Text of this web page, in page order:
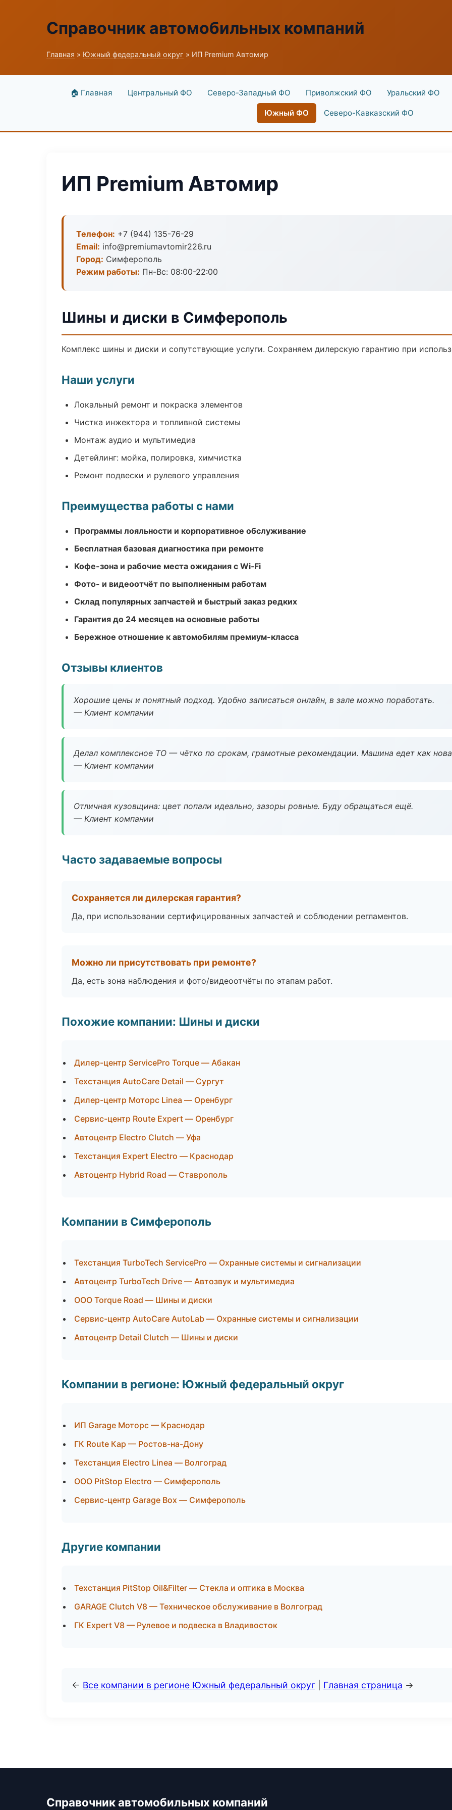
Справочник автомобильных компаний
Главная » Южный федеральный округ » ИП Premium Автомир
🏠 Главная Центральный ФО Северо-Западный ФО Приволжский ФО Уральский ФО
Южный ФО Северо-Кавказский ФО
ИП Premium Автомир
Телефон: +7 (944) 135-76-29
Email: info@premiumavtomir226.ru
Город: Симферополь
Режим работы: Пн-Вс: 08:00-22:00
Шины и диски в Симферополь
Комплекс шины и диски и сопутствующие услуги. Сохраняем дилерскую гарантию при
Наши услуги
Локальный ремонт и покраска элементов
Чистка инжектора и топливной системы
Монтаж аудио и мультимедиа
Детейлинг: мойка, полировка, химчистка
Ремонт подвески и рулевого управления
Преимущества работы с нами
Программы лояльности и корпоративное обслуживание
Бесплатная базовая диагностика при ремонте
Кофе-зона и рабочие места ожидания с Wi‑Fi
Фото- и видеоотчёт по выполненным работам
Склад популярных запчастей и быстрый заказ редких
Гарантия до 24 месяцев на основные работы
Бережное отношение к автомобилям премиум-класса
Отзывы клиентов
Хорошие цены и понятный подход. Удобно записаться онлайн, в зале можно поработать.
— Клиент компании
Делал комплексное ТО — чётко по срокам, грамотные рекомендации. Машина едет как
— Клиент компании
Отличная кузовщина: цвет попали идеально, зазоры ровные. Буду обращаться ещё.
— Клиент компании
Часто задаваемые вопросы
Сохраняется ли дилерская гарантия?
Да, при использовании сертифицированных запчастей и соблюдении регламентов.
Можно ли присутствовать при ремонте?
Да, есть зона наблюдения и фото/видеоотчёты по этапам работ.
Похожие компании: Шины и диски
Дилер-центр ServicePro Torque — Абакан
Техстанция AutoCare Detail — Сургут
Дилер-центр Моторс Linea — Оренбург
Сервис-центр Route Expert — Оренбург
Автоцентр Electro Clutch — Уфа
Техстанция Expert Electro — Краснодар
Автоцентр Hybrid Road — Ставрополь
Компании в Симферополь
Техстанция TurboTech ServicePro — Охранные системы и сигнализации
Автоцентр TurboTech Drive — Автозвук и мультимедиа
ООО Torque Road — Шины и диски
Сервис-центр AutoCare AutoLab — Охранные системы и сигнализации
Автоцентр Detail Clutch — Шины и диски
Компании в регионе: Южный федеральный округ
ИП Garage Моторс — Краснодар
ГК Route Кар — Ростов-на-Дону
Техстанция Electro Linea — Волгоград
ООО PitStop Electro — Симферополь
Сервис-центр Garage Box — Симферополь
Другие компании
Техстанция PitStop Oil&Filter — Стекла и оптика в Москва
GARAGE Clutch V8 — Техническое обслуживание в Волгоград
ГК Expert V8 — Рулевое и подвеска в Владивосток
← Все компании в регионе Южный федеральный округ Главная страница →
Справочник автомобильных компаний